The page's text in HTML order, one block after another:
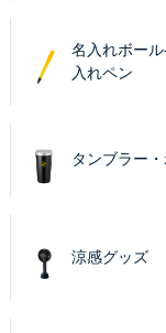
名入れボー
入れペン
タンブラー
涼感グッズ